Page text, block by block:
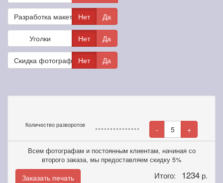
Разработка макета Нет Да
Уголки Нет Да
Скидка фотографамНет Да
Количество разворотов - 5 +
Всем фотографам и постоянным клиентам, начиная со
второго заказа, мы предоставляем скидку 5%
Заказать печать Итого: 1234 р.